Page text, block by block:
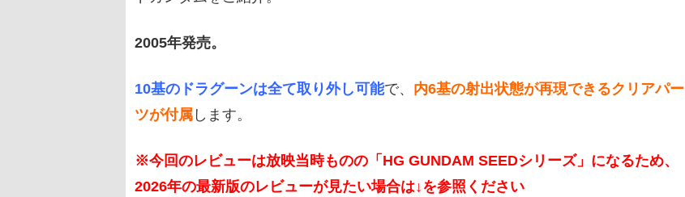
2005年発売。
10基のドラグーンは全て取り外し可能で、 内6基の射出状態が再現できるクリアパー
ツが付属 します。
※今回のレビューは放映当時ものの「HG GUNDAM SEEDシリーズ」になるため、
2026年の最新版のレビューが見たい場合は↓を参照ください